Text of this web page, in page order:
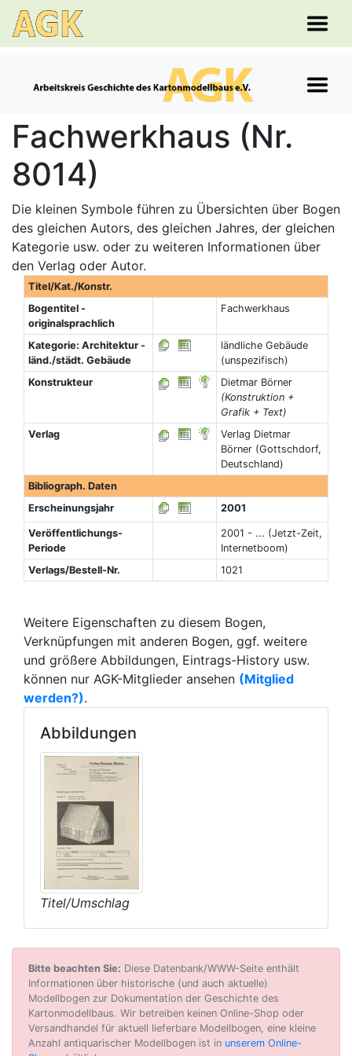
Fachwerkhaus (Nr.
8014)
Die kleinen Symbole führen zu Übersichten über Bogen
des gleichen Autors, des gleichen Jahres, der gleichen
Kategorie usw. oder zu weiteren Informationen über
den Verlag oder Autor.
Titel/Kat./Konstr.
Bogentitel -
originalsprachlich
Fachwerkhaus
Kategorie: Architektur -
länd./städt. Gebäude
ländliche Gebäude
(unspezifisch)
Konstrukteur
Dietmar Börner
(Konstruktion +
Grafik + Text)
Verlag
Verlag Dietmar
Börner (Gottschdorf,
Deutschland)
Bibliograph. Daten
Erscheinungsjahr
2001
Veröffentlichungs-
Periode
2001 - ... (Jetzt-Zeit,
Internetboom)
Verlags/Bestell-Nr.
1021
Weitere Eigenschaften zu diesem Bogen,
Verknüpfungen mit anderen Bogen, ggf. weitere
und größere Abbildungen, Eintrags-History usw.
können nur AGK-Mitglieder ansehen (Mitglied
werden?).
Abbildungen
Titel/Umschlag
Bitte beachten Sie: Diese Datenbank/WWW-Seite enthält
Informationen über historische (und auch aktuelle)
Modellbogen zur Dokumentation der Geschichte des
Kartonmodellbaus. Wir betreiben keinen Online-Shop oder
Versandhandel für aktuell lieferbare Modellbogen, eine kleine
Anzahl antiquarischer Modellbogen ist in unserem Online-